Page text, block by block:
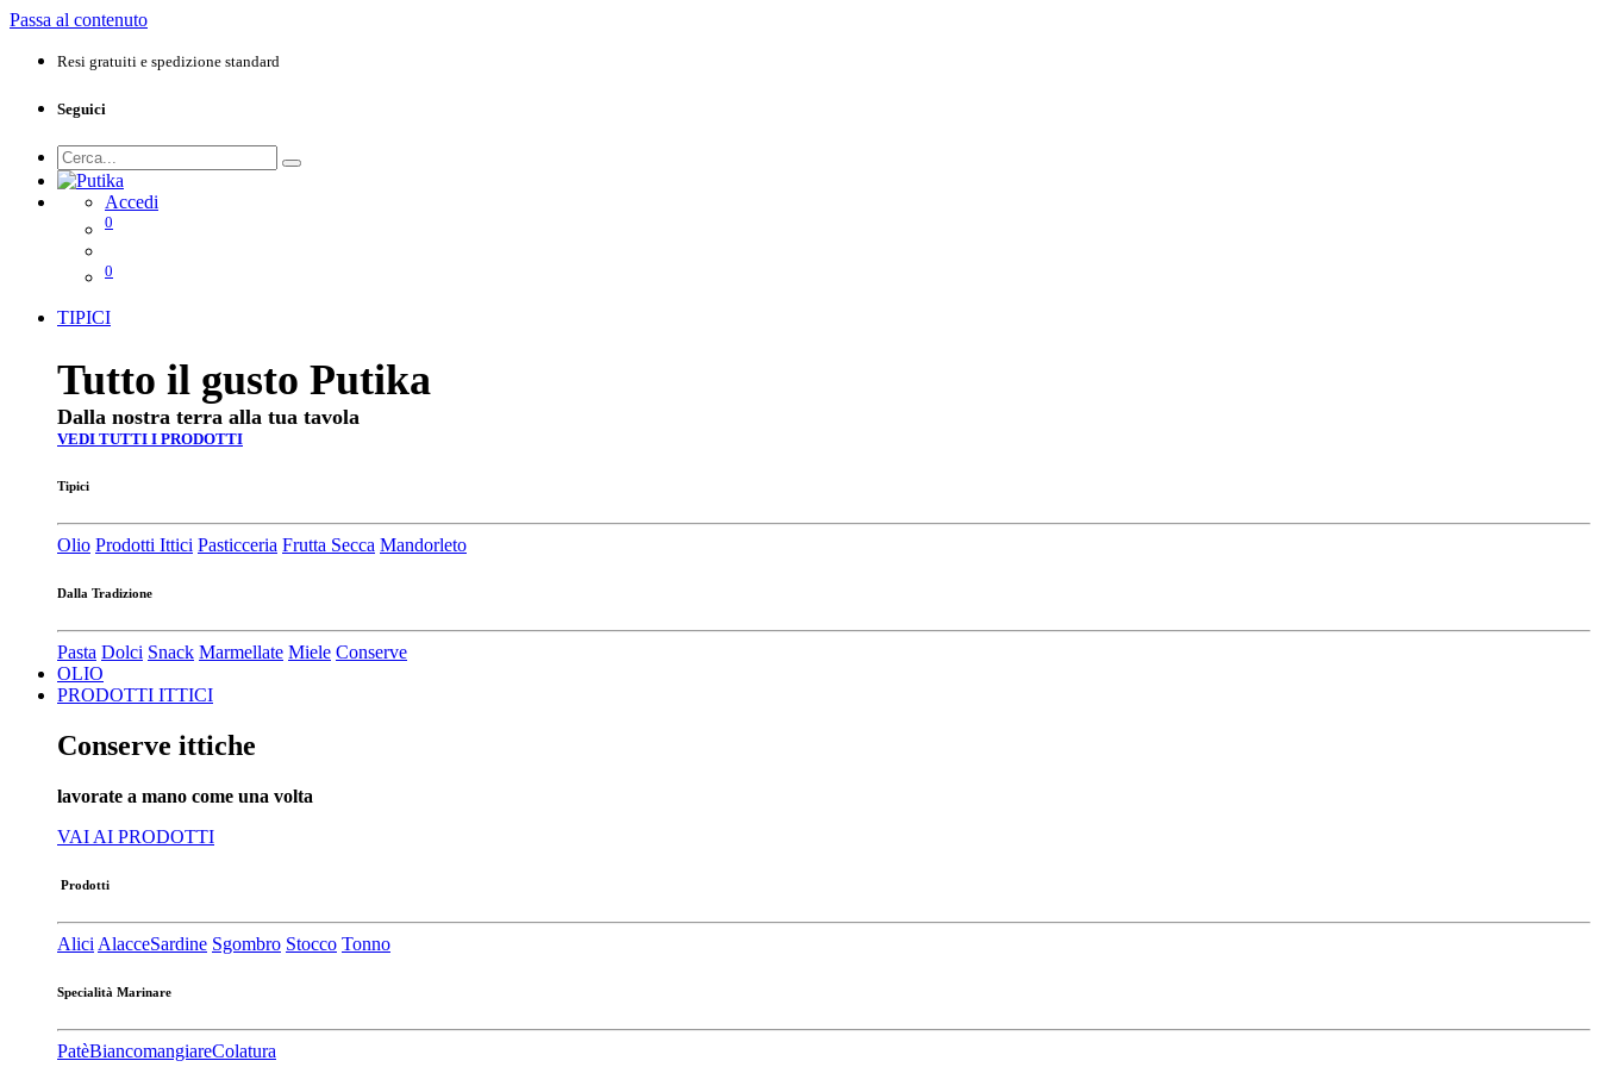
Passa al contenuto
Resi gratuiti e spedizione standard
Seguici
Accedi
0
0
TIPICI
Tutto il gusto Putika
Dalla nostra terra alla tua tavola
VEDI TUTTI I PRODOTTI
Tipici
Olio Prodotti Ittici Pasticceria Frutta Secca Mandorleto
Dalla Tradizione
Pasta Dolci Snack Marmellate Miele Conserve
OLIO
PRODOTTI ITTICI
Conserve ittiche
lavorate a mano come una volta
VAI AI PRODOTTI
Prodotti
Alici AlacceSardine Sgombro Stocco Tonno
Specialità Marinare
Patè​BiancomangiareColatura